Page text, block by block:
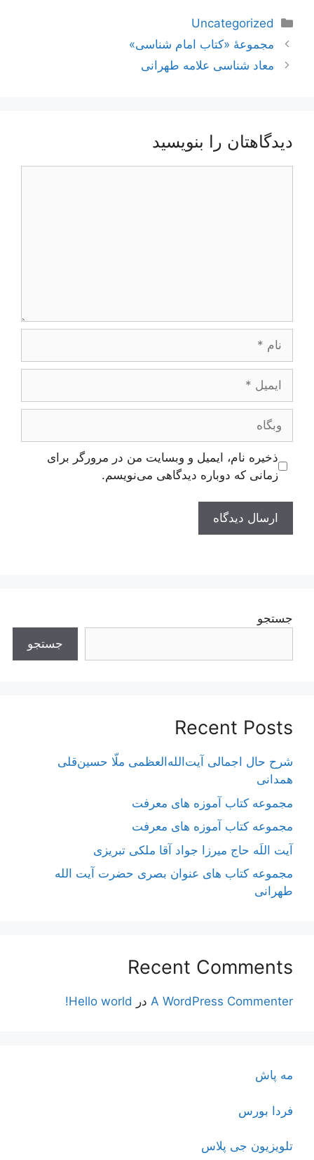
دسته‌ها
Uncategorized
ناوبری
نوشته‌ها
مجموعۀ «کتاب امام شناسی»
معاد شناسی علامه طهرانی
دیدگاهتان را بنویسید
وبگاه
ذخیره نام، ایمیل و وبسایت من در مرورگر برای
زمانی که دوباره دیدگاهی می‌نویسم.
جستجو
جستجو
Recent Posts
شرح حال اجمالی آیت‌الله‌العظمی ملّا حسین‌قلی
همدانی
مجموعه کتاب آموزه های معرفت
مجموعه کتاب آموزه های معرفت
آیت اللَه حاج میرزا جواد آقا ملکی تبریزی
مجموعه کتاب های عنوان بصری حضرت آیت الله
طهرانی
Recent Comments
A WordPress Commenter در Hello world!
مه پاش
فردا بورس
تلویزیون جی پلاس